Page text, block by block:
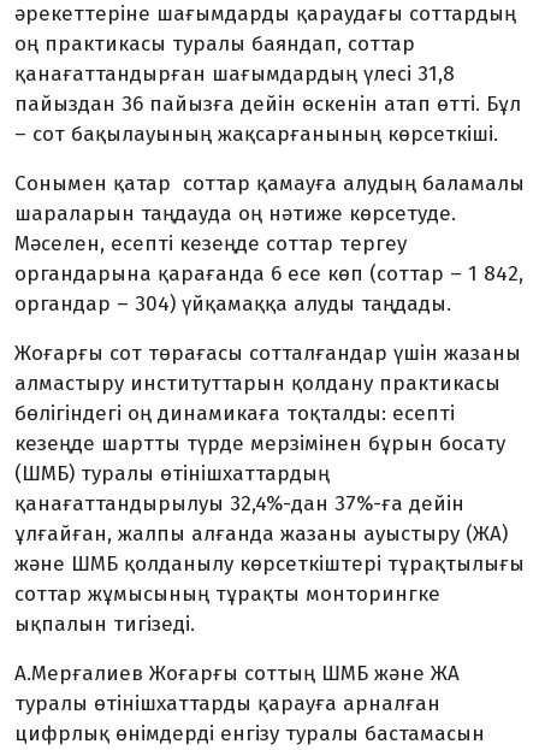
әрекеттеріне шағымдарды қараудағы соттардың
оң практикасы туралы баяндап, соттар
қанағаттандырған шағымдардың үлесі 31,8
пайыздан 36 пайызға дейін өскенін атап өтті. Бұл
– сот бақылауының жақсарғанының көрсеткіші.
Сонымен қатар соттар қамауға алудың баламалы
шараларын таңдауда оң нәтиже көрсетуде.
Мәселен, есепті кезеңде соттар тергеу
органдарына қарағанда 6 есе көп (соттар – 1 842,
органдар – 304) үйқамаққа алуды таңдады.
Жоғарғы сот төрағасы сотталғандар үшін жазаны
алмастыру институттарын қолдану практикасы
бөлігіндегі оң динамикаға тоқталды: есепті
кезеңде шартты түрде мерзімінен бұрын босату
(ШМБ) туралы өтінішхаттардың
қанағаттандырылуы 32,4%-дан 37%-ға дейін
ұлғайған, жалпы алғанда жазаны ауыстыру (ЖА)
және ШМБ қолданылу көрсеткіштері тұрақтылығы
соттар жұмысының тұрақты монторингке
ықпалын тигізеді.
А.Мерғалиев Жоғарғы соттың ШМБ және ЖА
туралы өтінішхаттарды қарауға арналған
цифрлық өнімдерді енгізу туралы бастамасын